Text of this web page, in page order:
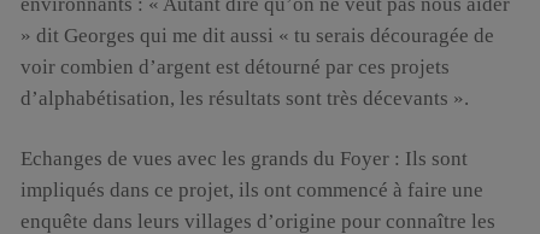
» dit Georges qui me dit aussi « tu serais découragée de
voir combien d’argent est détourné par ces projets
d’alphabétisation, les résultats sont très décevants ».
Echanges de vues avec les grands du Foyer : Ils sont
impliqués dans ce projet, ils ont commencé à faire une
enquête dans leurs villages d’origine pour connaître les